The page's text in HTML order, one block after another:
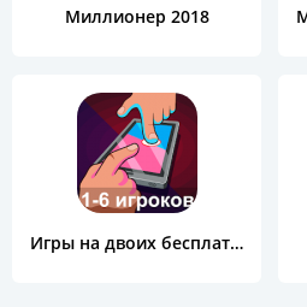
Миллионер 2018
Игры на двоих бесплатно